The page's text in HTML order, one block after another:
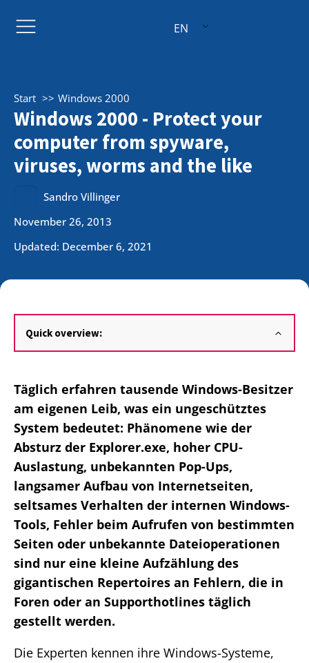
EN
Start Windows 2000
Windows 2000 - Protect your
computer from spyware,
viruses, worms and the like
Sandro Villinger
November 26, 2013
Updated: December 6, 2021
Quick overview:
Täglich erfahren tausende Windows-Besitzer
am eigenen Leib, was ein ungeschütztes
System bedeutet: Phänomene wie der
Absturz der Explorer.exe, hoher CPU-
Auslastung, unbekannten Pop-Ups,
langsamer Aufbau von Internetseiten,
seltsames Verhalten der internen Windows-
Tools, Fehler beim Aufrufen von bestimmten
Seiten oder unbekannte Dateioperationen
sind nur eine kleine Aufzählung des
gigantischen Repertoires an Fehlern, die in
Foren oder an Supporthotlines täglich
gestellt werden.
Die Experten kennen ihre Windows-Systeme,